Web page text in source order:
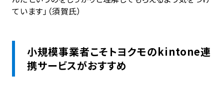
ています」（須賀氏）
小規模事業者こそトヨクモのkintone連
携サービスがおすすめ